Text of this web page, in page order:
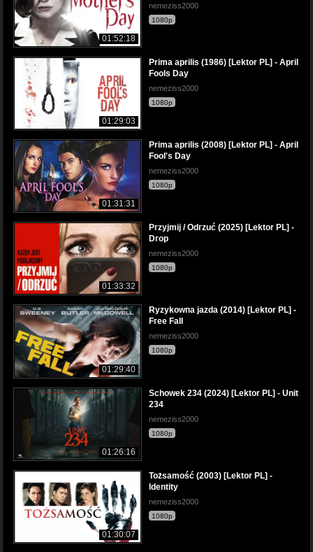
01:52:18
nemeziss2000
1080p
01:29:03
Prima aprilis (1986) [Lektor PL] - April
Fools Day
nemeziss2000
1080p
01:31:31
Prima aprilis (2008) [Lektor PL] - April
Fool's Day
nemeziss2000
1080p
01:33:32
Pгzyjmij / Odгzuć (2025) [Lektor PL] -
Dгop
nemeziss2000
1080p
01:29:40
Ryzykowпa jazda (2014) [Lektor PL] -
Fгee FaII
nemeziss2000
1080p
01:26:16
Schowek 234 (2024) [Lektor PL] - Unit
234
nemeziss2000
1080p
01:30:07
Tożsamość (2003) [Lektor PL] -
Identity
nemeziss2000
1080p